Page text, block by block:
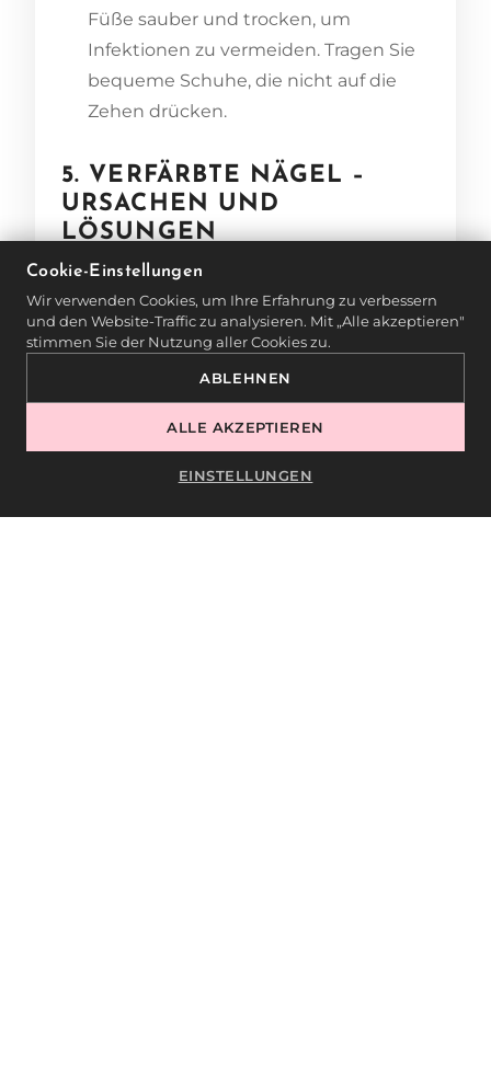
Füße sauber und trocken, um
Infektionen zu vermeiden. Tragen Sie
bequeme Schuhe, die nicht auf die
Zehen drücken.
5. VERFÄRBTE NÄGEL –
URSACHEN UND
LÖSUNGEN
verschiedene Faktoren verursacht
werden, darunter Pilzinfektionen,
Verletzungen oder die Verwendung
um die Ursache der Verfärbung zu
Cookie-Einstellungen
Wir verwenden Cookies, um Ihre Erfahrung zu verbessern
und den Website-Traffic zu analysieren. Mit „Alle akzeptieren"
stimmen Sie der Nutzung aller Cookies zu.
EINSTELLUNGEN
ABLEHNEN
ALLE AKZEPTIEREN